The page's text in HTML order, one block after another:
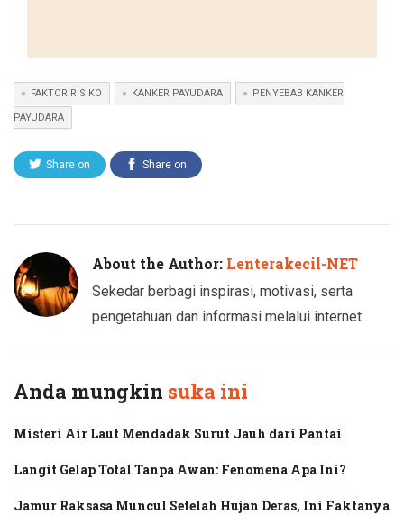
FAKTOR RISIKO KANKER PAYUDARA PENYEBAB KANKER
PAYUDARA
Share on Share on
About the Author: Lenterakecil-NET
Sekedar berbagi inspirasi, motivasi, serta
pengetahuan dan informasi melalui internet
Anda mungkin suka ini
Misteri Air Laut Mendadak Surut Jauh dari Pantai
Langit Gelap Total Tanpa Awan: Fenomena Apa Ini?
Jamur Raksasa Muncul Setelah Hujan Deras, Ini Faktanya